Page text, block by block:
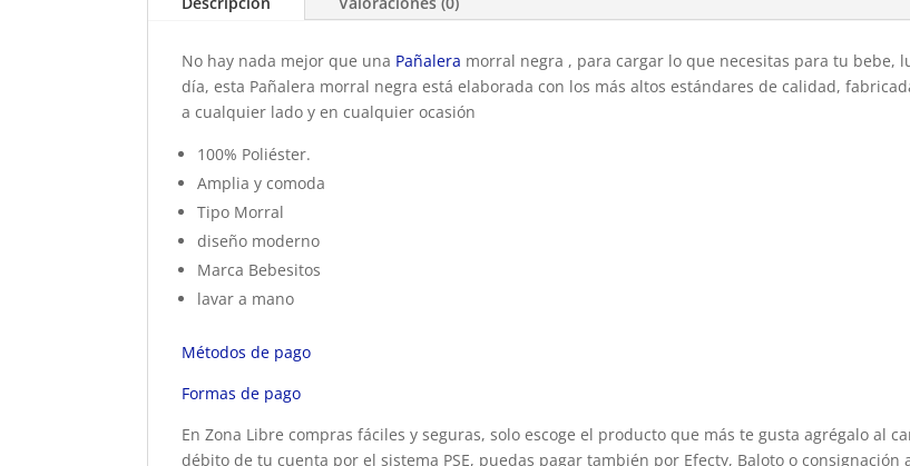
No hay nada mejor que una Pañalera morral negra , para cargar lo que necesitas para tu bebe,
día, esta Pañalera morral negra está elaborada con los más altos estándares de calidad,
a cualquier lado y en cualquier ocasión
100% Poliéster.
Amplia y comoda
Tipo Morral
diseño moderno
Marca Bebesitos
lavar a mano
Métodos de pago
Formas de pago
En Zona Libre compras fáciles y seguras, solo escoge el producto que más te gusta agrégalo al
débito de tu cuenta por el sistema PSE, puedas pagar también por Efecty, Baloto o